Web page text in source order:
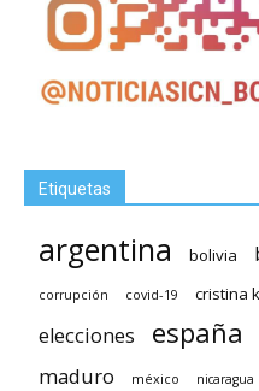
Etiquetas
argentina bolivia
corrupción covid-19 cristina
elecciones españa
maduro méxico nicaragua